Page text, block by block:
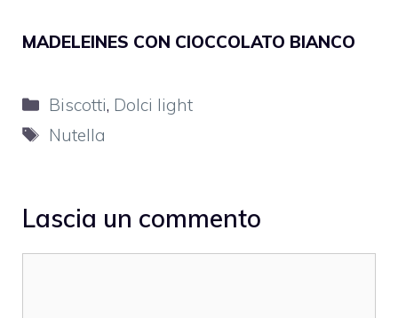
MADELEINES CON CIOCCOLATO BIANCO
Categorie
Biscotti, Dolci light
Tag
Nutella
Lascia un commento